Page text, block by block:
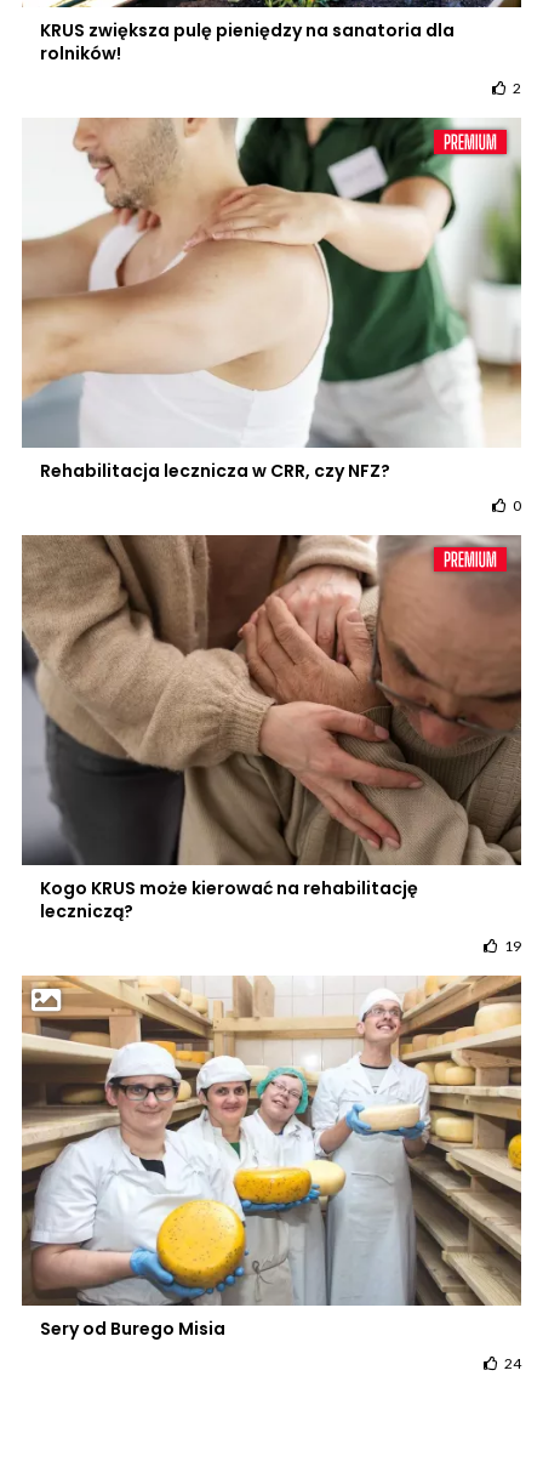
KRUS zwiększa pulę pieniędzy na sanatoria dla
rolników!
2
Rehabilitacja lecznicza w CRR, czy NFZ?
0
Kogo KRUS może kierować na rehabilitację
leczniczą?
19
Sery od Burego Misia
24